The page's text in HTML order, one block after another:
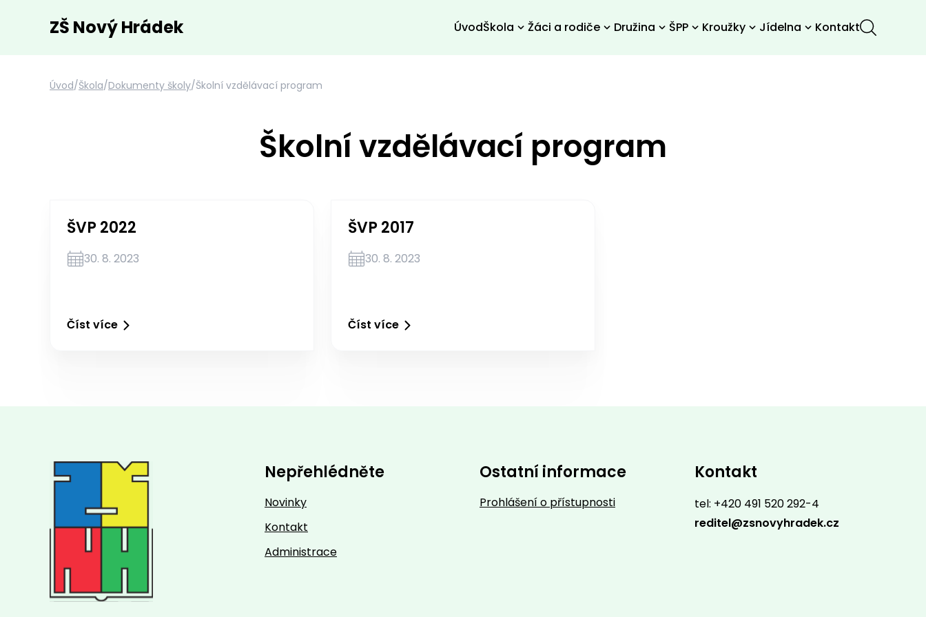
ZŠ Nový Hrádek ÚvodŠkola Žáci a rodiče Družina ŠPP Kroužky Jídelna Kontakt
Úvod/Škola/Dokumenty školy/Školní vzdělávací program
Školní vzdělávací program
ŠVP 2022
30. 8. 2023
Číst více
ŠVP 2017
30. 8. 2023
Číst více
Nepřehlédněte
Novinky
Kontakt
Administrace
Ostatní informace
Prohlášení o přístupnosti
Kontakt
tel: +420 491 520 292-4
reditel@zsnovyhradek.cz